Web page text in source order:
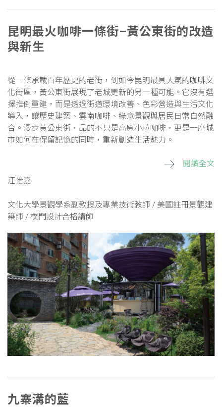
昆明最火咖啡一條街–黃公東街的改造
與新生
從一條承載百年歷史的老街，到如今昆明最具人氣的咖啡文
化街區，黃公東街展現了老城更新的另一種可能。它沒有選
擇推倒重建，而是透過街道環境改善、色彩營造與生活文化
導入，讓歷史建築、雲南咖啡、綠意景觀與居民日常自然融
合。漫步黃公東街，品的不只是高原小粒咖啡，更是一座城
市如何在保留記憶的同時，重新創造生活魅力。
閱讀全文
汪怡嘉
文化大學景觀學系副教授及專業技術教師 / 美國註冊景觀建
築師 / 樸門設計合格講師
九寨溝的藍